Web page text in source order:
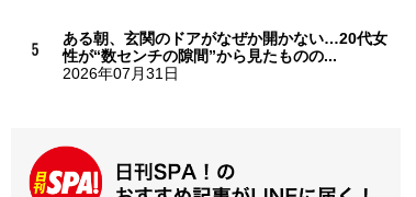
ある朝、玄関のドアがなぜか開かない…20代女
性が“数センチの隙間”から見たものの...
2026年07月31日